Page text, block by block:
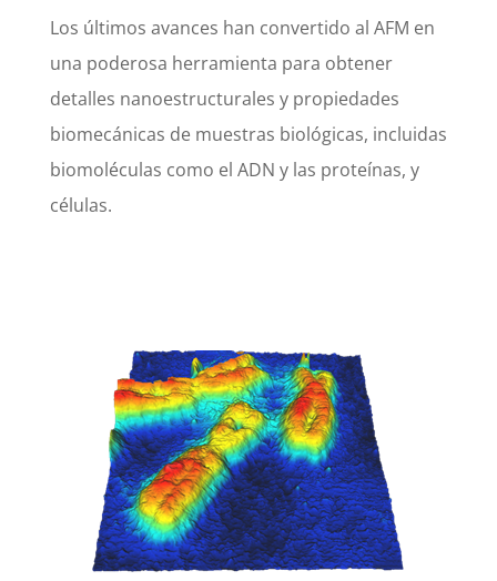
Los últimos avances han convertido al AFM en
una poderosa herramienta para obtener
detalles nanoestructurales y propiedades
biomecánicas de muestras biológicas, incluidas
biomoléculas como el ADN y las proteínas, y
células.